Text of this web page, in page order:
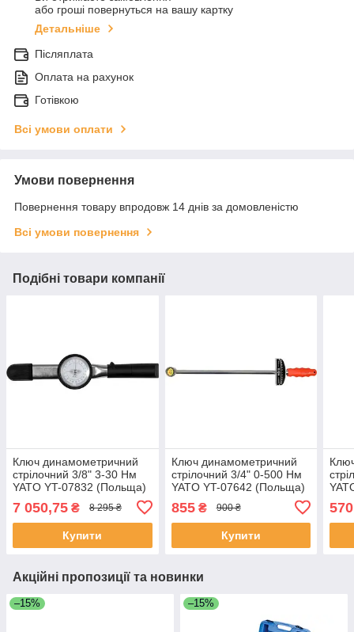
або гроші повернуться на вашу картку
Детальніше
Післяплата
Оплата на рахунок
Готівкою
Всі умови оплати
Умови повернення
Повернення товару впродовж 14 днів за домовленістю
Всі умови повернення
Подібні товари компанії
Ключ динамометричний
стрілочний 3/8" 3-30 Нм
YATO YT-07832 (Польща)
7 050,75 ₴ 8 295 ₴
Купити
Ключ динамометричний
стрілочний 3/4" 0-500 Нм
YATO YT-07642 (Польща)
855₴ 900 ₴
Купити
570
Акційні пропозиції та новинки
–15% –15%